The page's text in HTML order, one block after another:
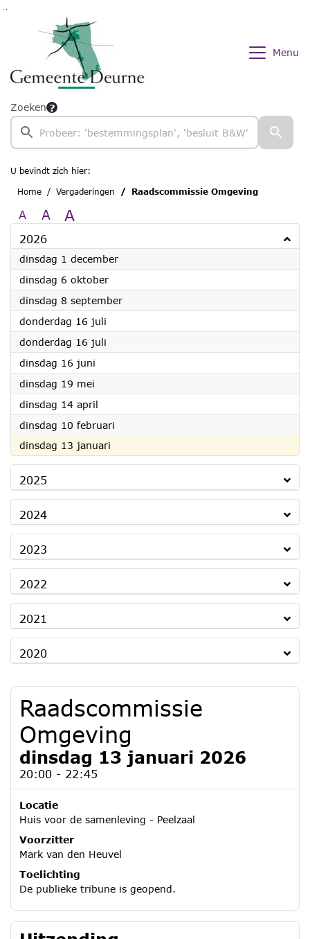
Ga naar de inhoud van deze pagina
Ga naar het zoeken
Ga naar het menu
Menu
Zoeken
U bevindt zich hier:
Home
Vergaderingen Raadscommissie Omgeving
A A A
2026
dinsdag 1 december2026
dinsdag 6 oktober2026
dinsdag 8 september2026
donderdag 16 juli
donderdag 16 juli
dinsdag 16 juni
dinsdag 19 mei
dinsdag 14 april
dinsdag 10 februari
dinsdag 13 januari
2025
2024
2023
2022
2021
2020
Raadscommissie
Omgeving
dinsdag 13 januari 2026
20:00 - 22:45
Locatie
Huis voor de samenleving - Peelzaal
Voorzitter
Mark van den Heuvel
Toelichting
De publieke tribune is geopend.